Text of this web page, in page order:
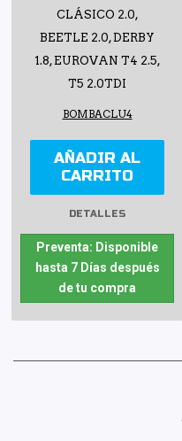
CLÁSICO 2.0,
BEETLE 2.0, DERBY
1.8, EUROVAN T4 2.5,
T5 2.0TDI
BOMBACLU4
AÑADIR AL
CARRITO
DETALLES
Preventa: Disponible
hasta 7 Días después
de tu compra